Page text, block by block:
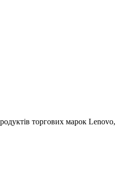
торгових марок Lenovo,